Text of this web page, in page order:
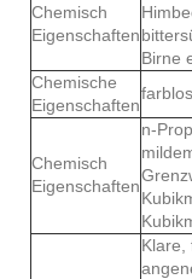
Chemisch
Eigenschaften
Birne
Chemische
Eigenschaften
Chemisch
Eigenschaften
n-
Klare,